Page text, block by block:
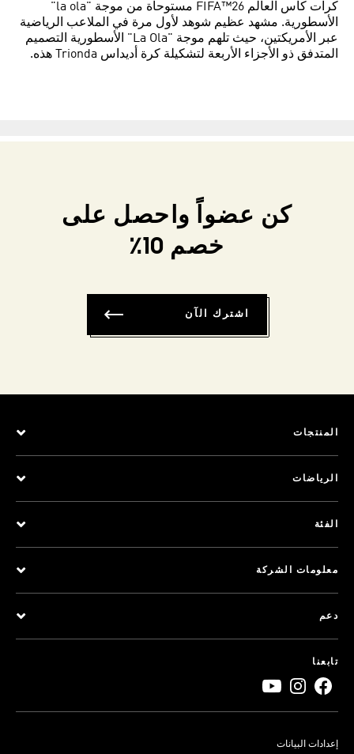
كرات كأس العالم FIFA™26 مستوحاة من موجة "la ola"
الأسطورية. مشهد عظيم شوهد لأول مرة في الملاعب الرياضية
عبر الأمريكتين، حيث تلهم موجة "La Ola" الأسطورية التصميم
المتدفق ذو الأجزاء الأربعة لتشكيلة كرة أديداس Trionda هذه.
كن عضواً واحصل على
خصم 10٪
اشترك الآن
المنتجات
الرياضات
الفئة
معلومات الشركة
دعم
تابعنا
إعدادات البيانات